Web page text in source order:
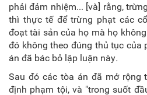
phải đảm nhiệm... [và] rằng,
thì thực tế để trừng phạt các
đoạt tài sản của họ mà họ
đó không theo đúng thủ tục của
án đã bác bỏ lập luận này.
Sau đó các tòa án đã mở rộng
định phạm tội, và "trong suốt